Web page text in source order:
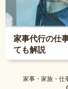
家事代行の仕
ても解説
家事・家族・仕